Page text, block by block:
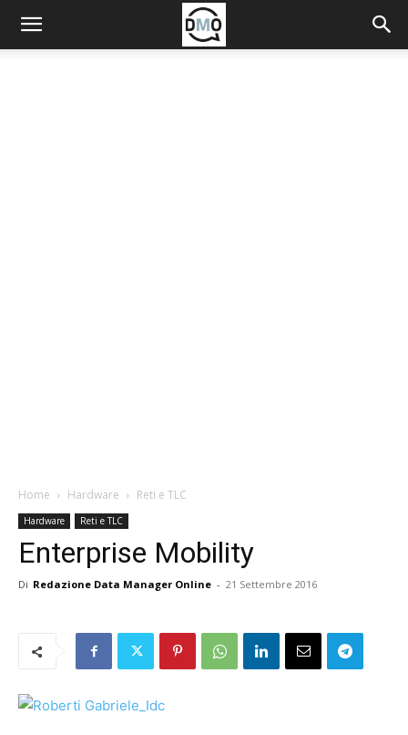
Home Hardware Reti e TLC
Hardware Reti e TLC
Enterprise Mobility
Di Redazione Data Manager Online - 21 Settembre 2016